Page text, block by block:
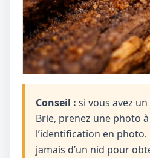
Conseil : si vous avez
Brie, prenez une photo
l’identification en
jamais d’un nid pour